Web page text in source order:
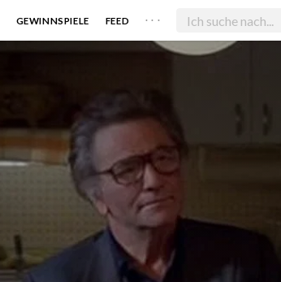
GEWINNSPIELE FEED . . .